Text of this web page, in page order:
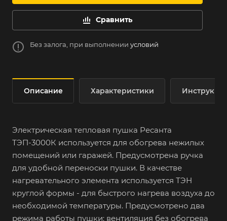
Сравнить
Без залога, при выполнении условий
Описание Характеристики
Электрическая тепловая пушка Ресанта
ТЭП-3000К используется для обогрева нежилых
помещений или гаражей. Предусмотрена ручка
для удобной переноски пушки. В качестве
нагревательного элемента используется ТЭН
круглой формы - для быстрого нагрева воздуха до
необходимой температуры. Предусмотрено два
режима работы пушки: вентиляция без обогрева